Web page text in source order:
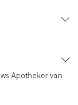
Apotheker van